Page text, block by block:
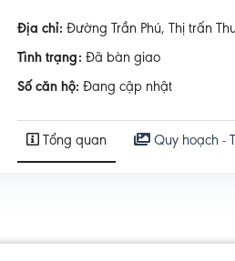
Địa chỉ: Đường Trần Phú, Thị trấn
Tình trạng:Đã bàn giao
Số căn hộ: Đang cập nhật
Tổng quan Quy hoạch -